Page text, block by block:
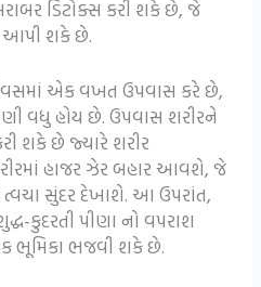
ડિટોક્સ કરી શકે છે, જે
આપી શકે છે.
એક વખત ઉપવાસ કરે છે,
વધુ હોય છે. ઉપવાસ શરીરને
શકે છે જ્યારે શરીર
હાજર ઝેર બહાર આવશે, જે
સુંદર દેખાશે. આ ઉપરાંત,
કુદરતી પીણા નો વપરાશ
ભૂમિકા ભજવી શકે છે.